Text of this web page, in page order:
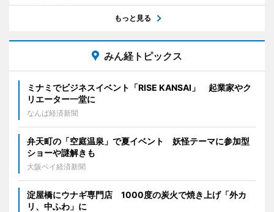
もっと見る
みん経トピックス
ミナミでビジネスイベント「RISE KANSAI」 起業家やク
リエーター一堂に
なんば経済新聞
弁天町の「空庭温泉」で夏イベント 妖怪テーマに参加型
ショーや謎解きも
大阪ベイ経済新聞
淀屋橋にウナギ専門店 1000度の炭火で焼き上げ「外カ
リ、中ふわ」に